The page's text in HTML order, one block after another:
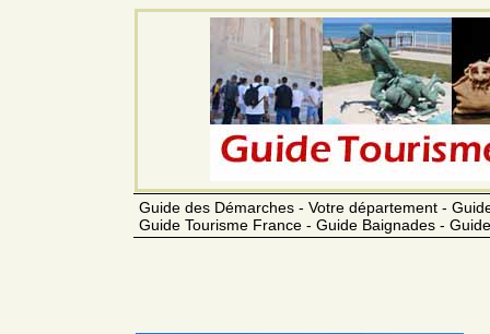
Guide des Démarches - Votre département -
Guide Tourisme France - Guide Baignades -